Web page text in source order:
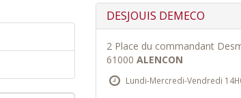
DESJOUIS DEMECO
2 Place du commandant
61000 ALENCON
Lundi-Mercredi-Vendredi